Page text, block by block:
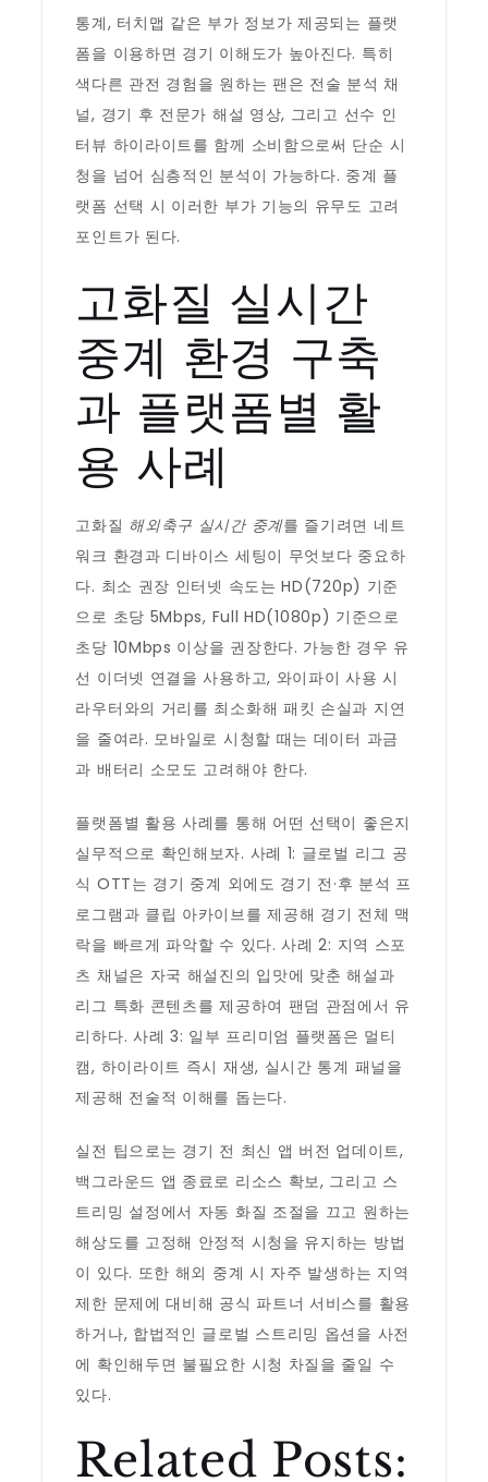
통계, 터치맵 같은 부가 정보가 제공되는 플랫
폼을 이용하면 경기 이해도가 높아진다. 특히
색다른 관전 경험을 원하는 팬은 전술 분석 채
널, 경기 후 전문가 해설 영상, 그리고 선수 인
터뷰 하이라이트를 함께 소비함으로써 단순 시
청을 넘어 심층적인 분석이 가능하다. 중계 플
랫폼 선택 시 이러한 부가 기능의 유무도 고려
포인트가 된다.
고화질 실시간
중계 환경 구축
과 플랫폼별 활
용 사례
고화질 해외축구 실시간 중계를 즐기려면 네트
워크 환경과 디바이스 세팅이 무엇보다 중요하
다. 최소 권장 인터넷 속도는 HD(720p) 기준
으로 초당 5Mbps, Full HD(1080p) 기준으로
초당 10Mbps 이상을 권장한다. 가능한 경우 유
선 이더넷 연결을 사용하고, 와이파이 사용 시
라우터와의 거리를 최소화해 패킷 손실과 지연
을 줄여라. 모바일로 시청할 때는 데이터 과금
과 배터리 소모도 고려해야 한다.
플랫폼별 활용 사례를 통해 어떤 선택이 좋은지
실무적으로 확인해보자. 사례 1: 글로벌 리그 공
식 OTT는 경기 중계 외에도 경기 전·후 분석 프
로그램과 클립 아카이브를 제공해 경기 전체 맥
락을 빠르게 파악할 수 있다. 사례 2: 지역 스포
츠 채널은 자국 해설진의 입맛에 맞춘 해설과
리그 특화 콘텐츠를 제공하여 팬덤 관점에서 유
리하다. 사례 3: 일부 프리미엄 플랫폼은 멀티
캠, 하이라이트 즉시 재생, 실시간 통계 패널을
제공해 전술적 이해를 돕는다.
실전 팁으로는 경기 전 최신 앱 버전 업데이트,
백그라운드 앱 종료로 리소스 확보, 그리고 스
트리밍 설정에서 자동 화질 조절을 끄고 원하는
해상도를 고정해 안정적 시청을 유지하는 방법
이 있다. 또한 해외 중계 시 자주 발생하는 지역
제한 문제에 대비해 공식 파트너 서비스를 활용
하거나, 합법적인 글로벌 스트리밍 옵션을 사전
에 확인해두면 불필요한 시청 차질을 줄일 수
있다.
Related Posts: